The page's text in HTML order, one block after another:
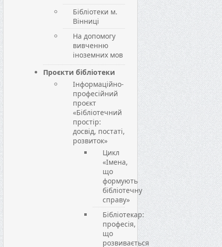
Бібліотеки м.
Вінниці
На допомогу
вивченню
іноземних мов
Проєкти бібліотеки
Інформаційно-
професійний
проєкт
«Бібліотечний
простір:
досвід, постаті,
розвиток»
Цикл
«Імена,
що
формують
бібліотечну
справу»
Бібліотекар:
професія,
що
розвивається